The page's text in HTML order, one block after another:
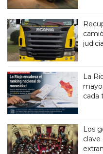
La
cada
Los
clave